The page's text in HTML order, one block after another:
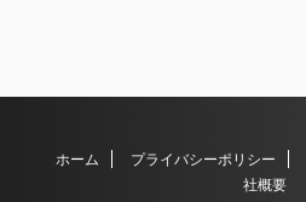
ホーム プライバシーポリシー
社概要